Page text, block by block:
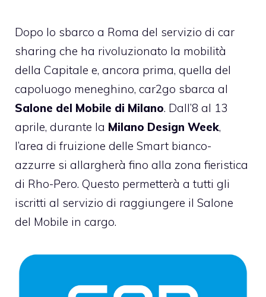
Dopo lo sbarco a Roma del servizio di car
sharing che ha rivoluzionato la mobilità
della Capitale e, ancora prima, quella del
capoluogo meneghino, car2go sbarca al
Salone del Mobile di Milano. Dall’8 al 13
aprile, durante la Milano Design Week,
l’area di fruizione delle Smart bianco-
azzurre si allargherà fino alla zona fieristica
di Rho-Pero. Questo permetterà a tutti gli
iscritti al servizio di raggiungere il Salone
del Mobile in cargo.